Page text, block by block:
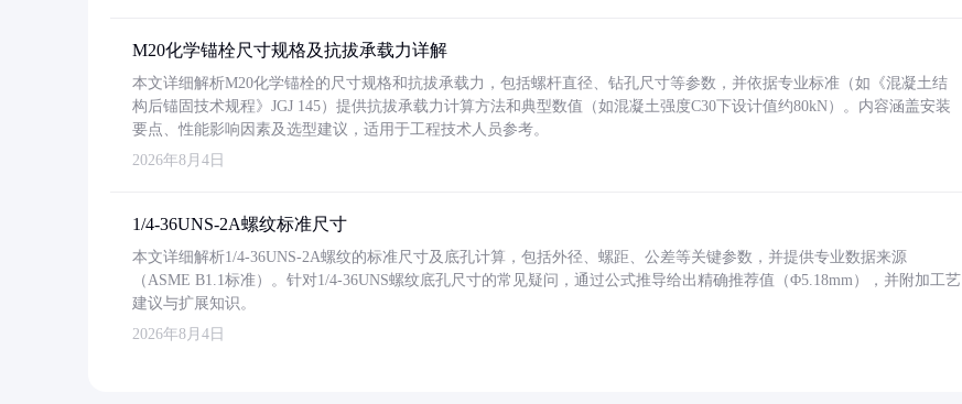
M20化学锚栓尺寸规格及抗拔承载力详解
本文详细解析M20化学锚栓的尺寸规格和抗拔承载力，包括螺杆直径、钻孔尺寸等参数，并依据专业标准（如《混凝土结
构后锚固技术规程》JGJ 145）提供抗拔承载力计算方法和典型数值（如混凝土强度C30下设计值约80kN）。内容涵盖安装
要点、性能影响因素及选型建议，适用于工程技术人员参考。
2026年8月4日
1/4-36UNS-2A螺纹标准尺寸
本文详细解析1/4-36UNS-2A螺纹的标准尺寸及底孔计算，包括外径、螺距、公差等关键参数，并提供专业数据来源
（ASME B1.1标准）。针对1/4-36UNS螺纹底孔尺寸的常见疑问，通过公式推导给出精确推荐值（Φ5.18mm），并附加工艺
建议与扩展知识。
2026年8月4日